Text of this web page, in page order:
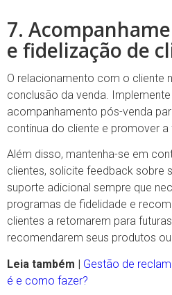
7.
e fidelização de
O relacionamento com o cliente
conclusão da venda.
acompanhamento pós-venda
contínua do cliente e promover a
Além disso, mantenha-se em
clientes, solicite feedback sobre
suporte adicional sempre que
programas de fidelidade e
clientes a retornarem para
recomendarem seus produtos
Leia também | Gestão de
é e como fazer?